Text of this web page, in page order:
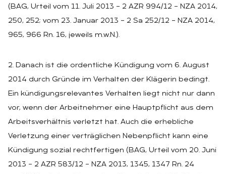
(BAG, Urteil vom 11. Juli 2013 – 2 AZR 994/12 – NZA 2014,
250, 252; vom 23. Januar 2013 – 2 Sa 252/12 – NZA 2014,
965, 966 Rn. 16, jeweils m.w.N.).
2. Danach ist die ordentliche Kündigung vom 6. August
2014 durch Gründe im Verhalten der Klägerin bedingt.
Ein kündigungsrelevantes Verhalten liegt nicht nur dann
vor, wenn der Arbeitnehmer eine Hauptpflicht aus dem
Arbeitsverhältnis verletzt hat. Auch die erhebliche
Verletzung einer verträglichen Nebenpflicht kann eine
Kündigung sozial rechtfertigen (BAG, Urteil vom 20. Juni
2013 – 2 AZR 583/12 – NZA 2013, 1345, 1347 Rn. 24